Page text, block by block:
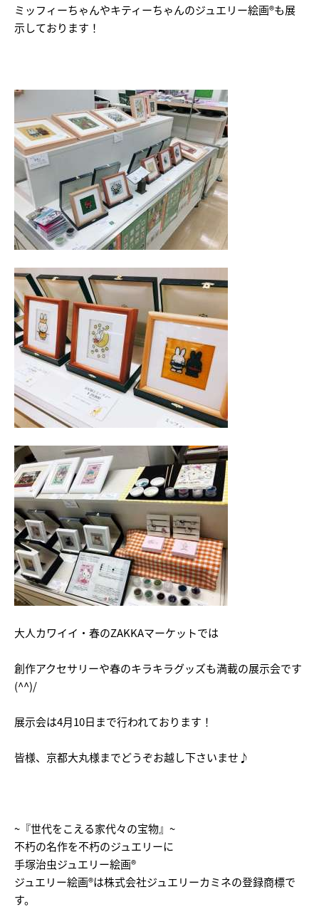
ミッフィーちゃんやキティーちゃんのジュエリー絵画®も展
示しております！
大人カワイイ・春のZAKKAマーケットでは
創作アクセサリーや春のキラキラグッズも満載の展示会です
(^^)/
展示会は4月10日まで行われております！
皆様、京都大丸様までどうぞお越し下さいませ♪
~『世代をこえる家代々の宝物』~
不朽の名作を不朽のジュエリーに
手塚治虫ジュエリー絵画®
ジュエリー絵画®は株式会社ジュエリーカミネの登録商標で
す。